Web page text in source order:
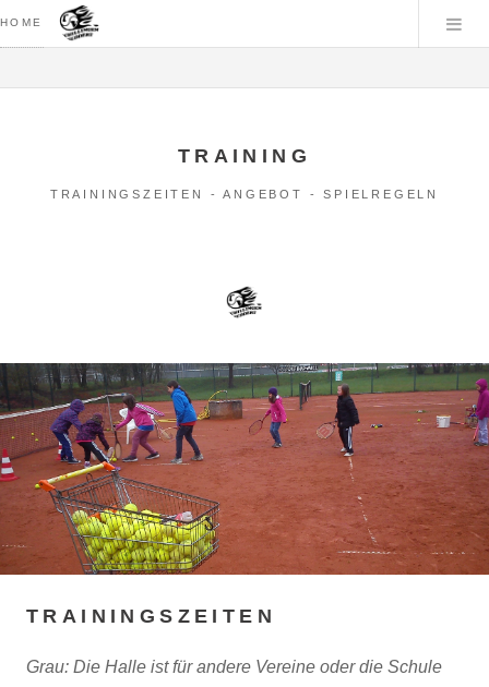
HOME
TRAINING
TRAININGSZEITEN - ANGEBOT - SPIELREGELN
TRAININGSZEITEN
Grau: Die Halle ist für andere Vereine oder die Schule